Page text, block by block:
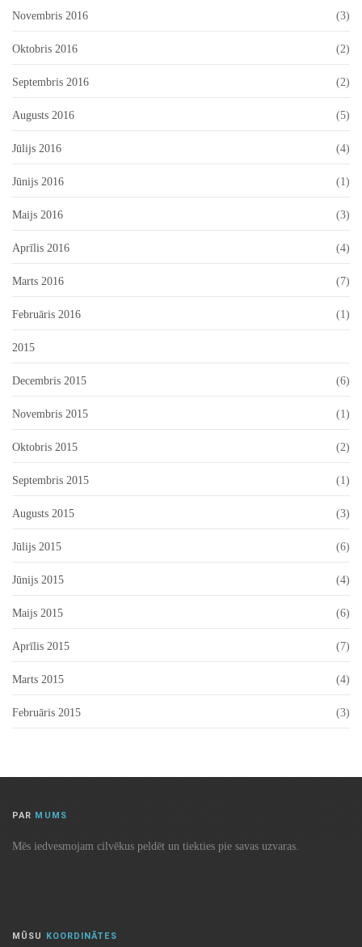
Novembris 2016 (3)
Oktobris 2016 (2)
Septembris 2016 (2)
Augusts 2016 (5)
Jūlijs 2016 (4)
Jūnijs 2016 (1)
Maijs 2016 (3)
Aprīlis 2016 (4)
Marts 2016 (7)
Februāris 2016 (1)
2015
Decembris 2015 (6)
Novembris 2015 (1)
Oktobris 2015 (2)
Septembris 2015 (1)
Augusts 2015 (3)
Jūlijs 2015 (6)
Jūnijs 2015 (4)
Maijs 2015 (6)
Aprīlis 2015 (7)
Marts 2015 (4)
Februāris 2015 (3)
PAR MUMS
Mēs iedvesmojam cilvēkus peldēt un tiekties pie savas uzvaras.
MŪSU KOORDINĀTES